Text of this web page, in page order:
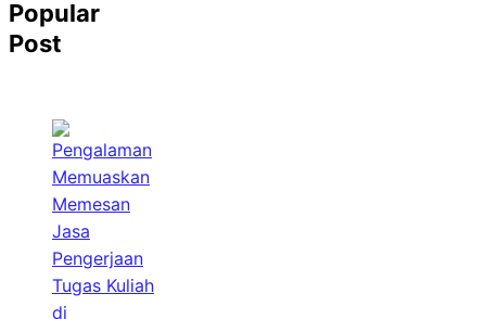
Popular
Post